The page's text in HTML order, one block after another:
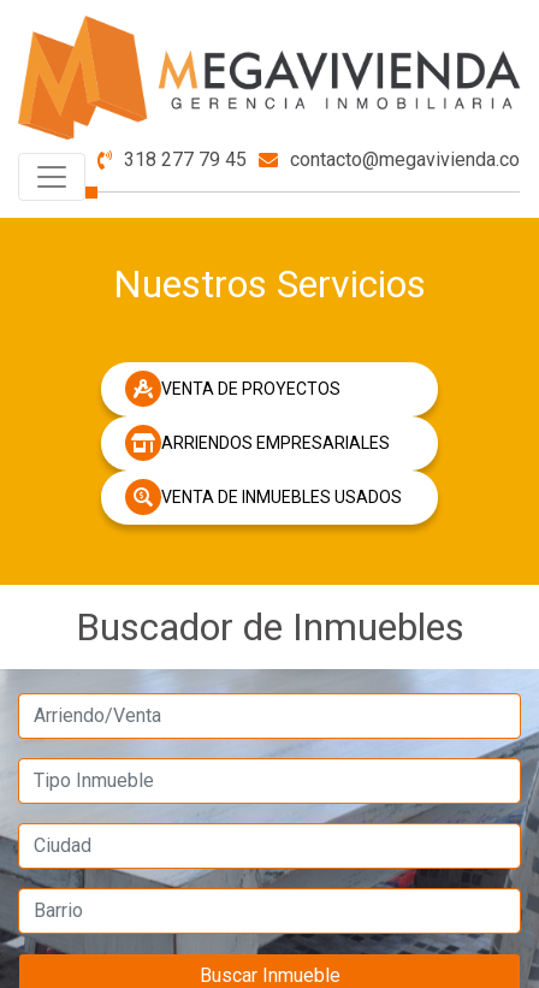
318 277 79 45 contacto@megavivienda.co
Nuestros Servicios
VENTA DE PROYECTOS
ARRIENDOS EMPRESARIALES
VENTA DE INMUEBLES USADOS
Buscador de Inmuebles
Buscar Inmueble